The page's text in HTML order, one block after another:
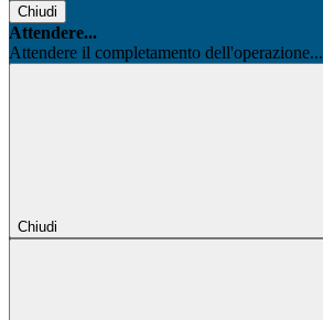
Chiudi
Attendere...
Attendere il completamento dell'operazione...
Chiudi